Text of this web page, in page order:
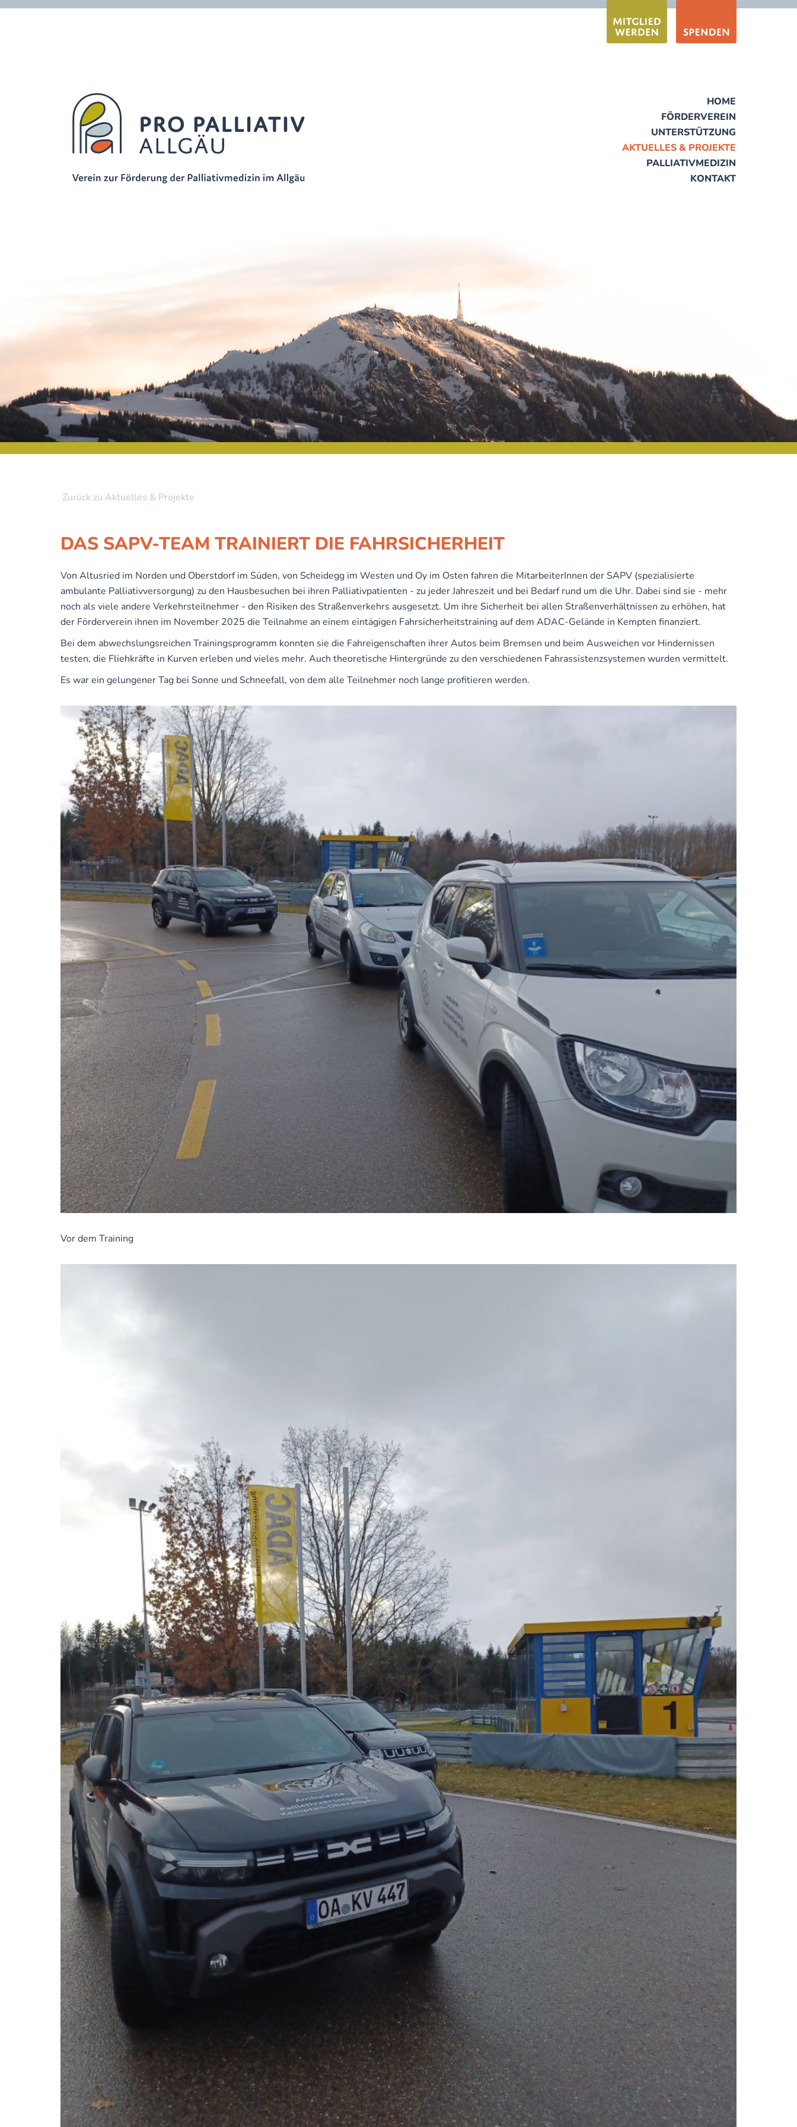
HOME
FÖRDERVEREIN
UNTERSTÜTZUNG
AKTUELLES & PROJEKTE
PALLIATIVMEDIZIN
KONTAKT
Zurück zu Aktuelles & Projekte
DAS SAPV-TEAM TRAINIERT DIE FAHRSICHERHEIT
Von Altusried im Norden und Oberstdorf im Süden, von Scheidegg im Westen und Oy im Osten fahren die MitarbeiterInnen der SAPV (spezialisierte
ambulante Palliativversorgung) zu den Hausbesuchen bei ihren Palliativpatienten - zu jeder Jahreszeit und bei Bedarf rund um die Uhr. Dabei sind sie - mehr
noch als viele andere Verkehrsteilnehmer - den Risiken des Straßenverkehrs ausgesetzt. Um ihre Sicherheit bei allen Straßenverhältnissen zu erhöhen, hat
der Förderverein ihnen im November 2025 die Teilnahme an einem eintägigen Fahrsicherheitstraining auf dem ADAC-Gelände in Kempten finanziert.
Bei dem abwechslungsreichen Trainingsprogramm konnten sie die Fahreigenschaften ihrer Autos beim Bremsen und beim Ausweichen vor Hindernissen
testen, die Fliehkräfte in Kurven erleben und vieles mehr. Auch theoretische Hintergründe zu den verschiedenen Fahrassistenzsystemen wurden vermittelt.
Es war ein gelungener Tag bei Sonne und Schneefall, von dem alle Teilnehmer noch lange profitieren werden.
Vor dem Training